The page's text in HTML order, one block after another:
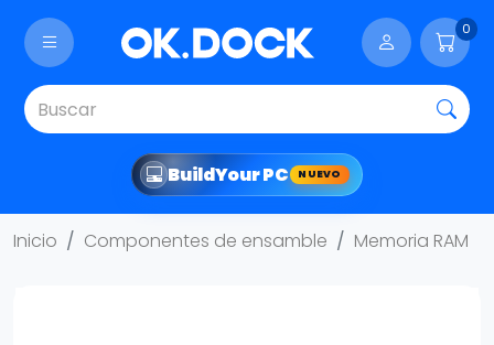
0
BuildYour PC NUEVO
Inicio Componentes de ensamble Memoria RAM